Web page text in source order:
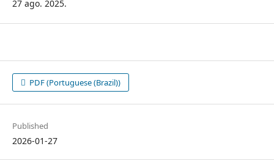
27 ago. 2025.
PDF (Portuguese (Brazil))
Published
2026-01-27